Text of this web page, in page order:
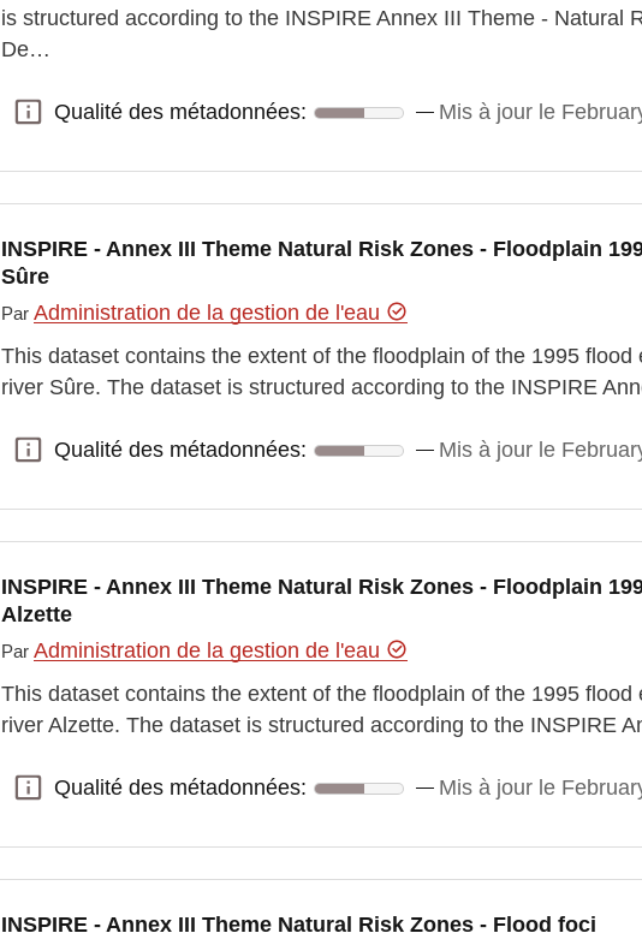
is structured according to the INSPIRE Annex III Theme - Natural
De…
Qualité des métadonnées:
Qualité des métadonnées: Mis à jour le
INSPIRE - Annex III Theme Natural Risk Zones - Floodplain
Sûre
ParAdministration de la gestion de l'eau
This dataset contains the extent of the floodplain of the 1995 flood
river Sûre. The dataset is structured according to the INSPIRE
Qualité des métadonnées:
Qualité des métadonnées: Mis à jour le
INSPIRE - Annex III Theme Natural Risk Zones - Floodplain
Alzette
ParAdministration de la gestion de l'eau
This dataset contains the extent of the floodplain of the 1995 flood
river Alzette. The dataset is structured according to the INSPIRE
Qualité des métadonnées:
Qualité des métadonnées: Mis à jour le
INSPIRE - Annex III Theme Natural Risk Zones - Flood foci